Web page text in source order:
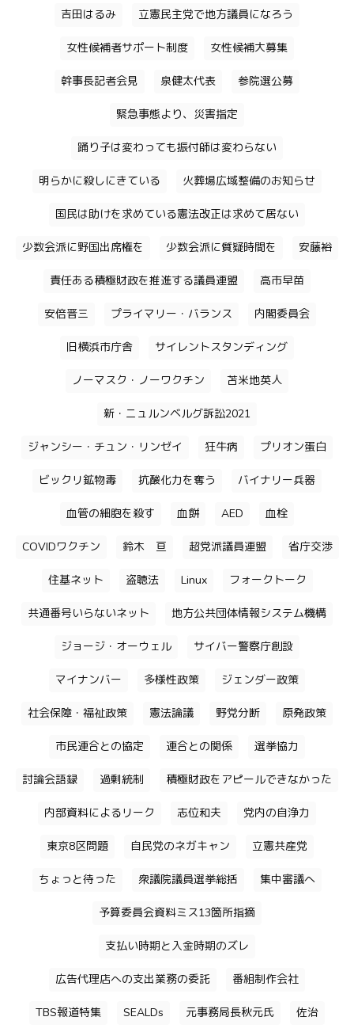
吉田はるみ 立憲民主党で地方議員になろう
女性候補者サポート制度 女性候補大募集
幹事長記者会見 泉健太代表 参院選公募
緊急事態より、災害指定
踊り子は変わっても振付師は変わらない
明らかに殺しにきている 火葬場広域整備のお知らせ
国民は助けを求めている憲法改正は求めて居ない
少数会派に野国出席権を 少数会派に質疑時間を 安藤裕
責任ある積極財政を推進する議員連盟 高市早苗
安倍晋三 プライマリー・バランス 内閣委員会
旧横浜市庁舎 サイレントスタンディング
ノーマスク・ノーワクチン 苫米地英人
新・ニュルンベルグ訴訟2021
ジャンシー・チュン・リンゼイ 狂牛病 プリオン蛋白
ビックリ鉱物毒 抗酸化力を奪う バイナリー兵器
血管の細胞を殺す 血餅 AED 血栓
COVIDワクチン 鈴木 亘 超党派議員連盟 省庁交渉
住基ネット 盗聴法 Linux フォークトーク
共通番号いらないネット 地方公共団体情報システム機構
ジョージ・オーウェル サイバー警察庁創設
マイナンバー 多様性政策 ジェンダー政策
社会保障・福祉政策 憲法論議 野党分断 原発政策
市民連合との協定 連合との関係 選挙協力
討論会語録 過剰統制 積極財政をアピールできなかった
内部資料によるリーク 志位和夫 党内の自浄力
東京8区問題 自民党のネガキャン 立憲共産党
ちょっと待った 衆議院議員選挙総括 集中審議へ
予算委員会資料ミス13箇所指摘
支払い時期と入金時期のズレ
広告代理店への支出業務の委託 番組制作会社
TBS報道特集 SEALDs 元事務局長秋元氏 佐治